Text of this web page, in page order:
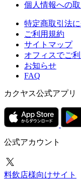
個人情報への
特定商取引法
ご利用規約
サイトマップ
オフィスでご
お知らせ
FAQ
カクヤス公式アプリ
公式アカウント
料飲店様向けサイト